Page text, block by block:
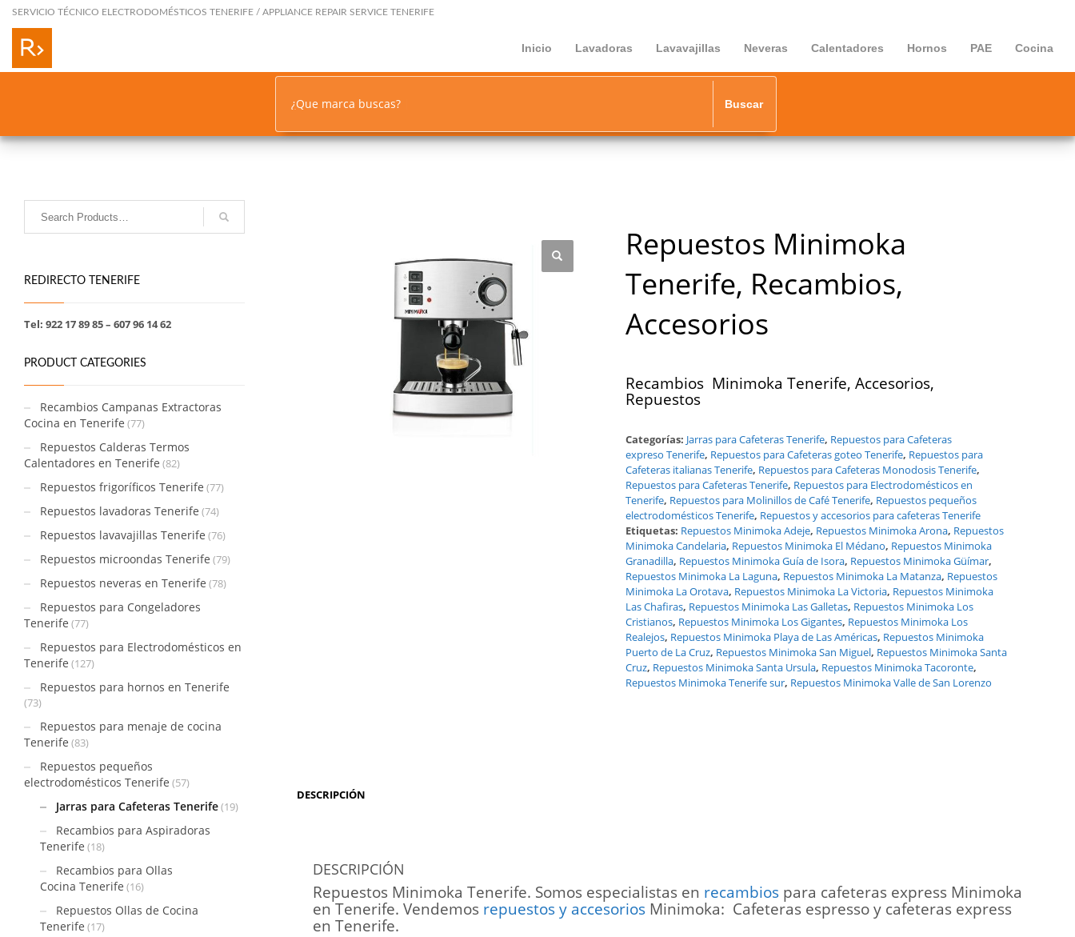
SERVICIO TÉCNICO ELECTRODOMÉSTICOS TENERIFE / APPLIANCE REPAIR SERVICE TENERIFE
Inicio Lavadoras Lavavajillas Neveras Calentadores Hornos PAE Cocina
¿Que marca buscas? Buscar
Repuestos Minimoka
Tenerife, Recambios,
Accesorios
Recambios Minimoka Tenerife, Accesorios,
Repuestos
Categorías: Jarras para Cafeteras Tenerife, Repuestos para Cafeteras
expreso Tenerife, Repuestos para Cafeteras goteo Tenerife, Repuestos para
Cafeteras italianas Tenerife, Repuestos para Cafeteras Monodosis Tenerife,
Repuestos para Cafeteras Tenerife, Repuestos para Electrodomésticos en
Tenerife, Repuestos para Molinillos de Café Tenerife, Repuestos pequeños
electrodomésticos Tenerife, Repuestos y accesorios para cafeteras Tenerife
Etiquetas: Repuestos Minimoka Adeje, Repuestos Minimoka Arona, Repuestos
Minimoka Candelaria, Repuestos Minimoka El Médano, Repuestos Minimoka
Granadilla, Repuestos Minimoka Guía de Isora, Repuestos Minimoka Güímar,
Repuestos Minimoka La Laguna, Repuestos Minimoka La Matanza, Repuestos
Minimoka La Orotava, Repuestos Minimoka La Victoria, Repuestos Minimoka
Las Chafiras, Repuestos Minimoka Las Galletas, Repuestos Minimoka Los
Cristianos, Repuestos Minimoka Los Gigantes, Repuestos Minimoka Los
Realejos, Repuestos Minimoka Playa de Las Américas, Repuestos Minimoka
Puerto de La Cruz, Repuestos Minimoka San Miguel, Repuestos Minimoka Santa
Cruz, Repuestos Minimoka Santa Ursula, Repuestos Minimoka Tacoronte,
Repuestos Minimoka Tenerife sur, Repuestos Minimoka Valle de San Lorenzo
DESCRIPCIÓN
DESCRIPCIÓN
Repuestos Minimoka Tenerife. Somos especialistas en recambios para cafeteras express Minimoka
en Tenerife. Vendemos repuestos y accesorios Minimoka: Cafeteras espresso y cafeteras express
en Tenerife.
REDIRECTO TENERIFE
Tel: 922 17 89 85 – 607 96 14 62
PRODUCT CATEGORIES
Recambios Campanas Extractoras
Cocina en Tenerife (77)
Repuestos Calderas Termos
Calentadores en Tenerife (82)
Repuestos frigoríficos Tenerife (77)
Repuestos lavadoras Tenerife (74)
Repuestos lavavajillas Tenerife (76)
Repuestos microondas Tenerife (79)
Repuestos neveras en Tenerife (78)
Repuestos para Congeladores
Tenerife (77)
Repuestos para Electrodomésticos en
Tenerife (127)
Repuestos para hornos en Tenerife
(73)
Repuestos para menaje de cocina
Tenerife (83)
Repuestos pequeños
electrodomésticos Tenerife (57)
Jarras para Cafeteras Tenerife(19)
Recambios para Aspiradoras
Tenerife (18)
Recambios para Ollas
Cocina Tenerife (16)
Repuestos Ollas de Cocina
Tenerife (17)